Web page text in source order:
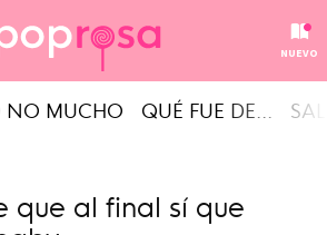
NUEVO
NO MUCHO QUÉ FUE DE...
que al final sí que